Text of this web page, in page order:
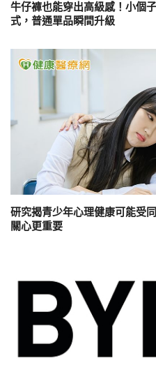
牛仔褲也能穿出高級感！小個
式，普通單品瞬間升級
研究揭青少年心理健康可能受
關心更重要